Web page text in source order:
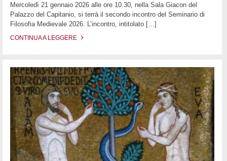
Mercoledì 21 gennaio 2026 alle ore 10.30, nella Sala Giacon del
Palazzo del Capitanio, si terrà il secondo incontro del Seminario di
Filosofia Medievale 2026. L’incontro, intitolato […]
CONTINUA A LEGGERE